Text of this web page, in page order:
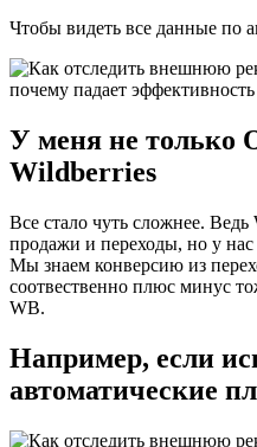
Чтобы видеть все данные по
У меня не только
Wildberries
Все стало чуть сложнее.
продажи и переходы, но у
Мы знаем конверсию из
соотвественно плюс минус
WB.
Например, если
автоматические